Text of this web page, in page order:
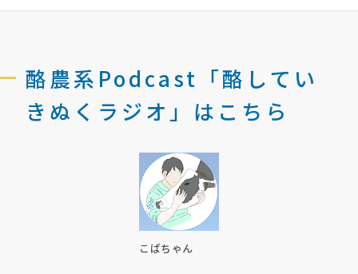
酪農系Podcast「酪してい
きぬくラジオ」はこちら
こばちゃん